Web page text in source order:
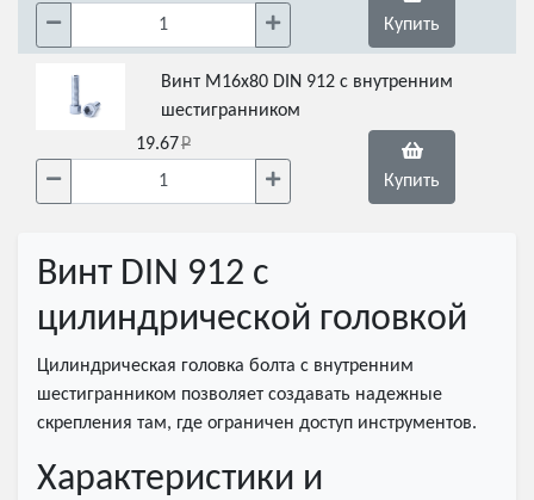
Купить
Винт М16х80 DIN 912 с внутренним
шестигранником
19.67
Купить
Винт DIN 912 с
цилиндрической головкой
Цилиндрическая головка болта с внутренним
шестигранником позволяет создавать надежные
скрепления там, где ограничен доступ инструментов.
Характеристики и